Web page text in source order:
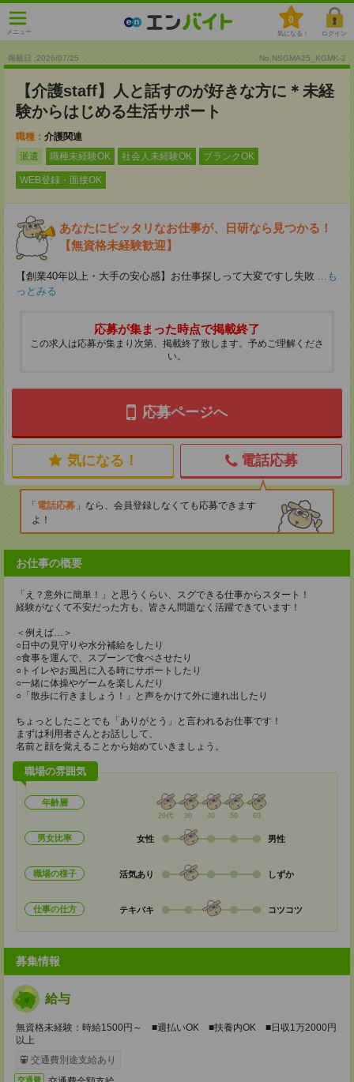
メニュー
0
気になる！ ログイン
掲載日 :2026/07/25 No.NSGMA25_KGMK-2
【介護staff】人と話すのが好きな方に＊未経
験からはじめる生活サポート
職種： 介護関連
派遣
職種未経験OK 社会人未経験OK ブランクOK
WEB登録・面接OK
あなたにピッタリなお仕事が、日研なら見つかる！
【無資格未経験歓迎】
【創業40年以上・大手の安心感】お仕事探しって大変ですし失敗 ...も
っとみる
応募が集まった時点で掲載終了
この求人は応募が集まり次第、掲載終了致します。予めご理解くださ
い。
応募ページへ
気になる！ 電話応募
電話応募
なら、会員登録しなくても応募できます
よ！
お仕事の概要
「え？意外に簡単！」と思うくらい、スグできる仕事からスタート！
経験がなくて不安だった方も、皆さん問題なく活躍できています！
＜例えば…＞
○日中の見守りや水分補給をしたり
○食事を運んで、スプーンで食べさせたり
○トイレやお風呂に入る時にサポートしたり
○一緒に体操やゲームを楽しんだり
○「散歩に行きましょう！」と声をかけて外に連れ出したり
ちょっとしたことでも「ありがとう」と言われるお仕事です！
まずは利用者さんとお話しして、
名前と顔を覚えることから始めていきましょう。
職場の雰囲気
年齢層
20代 30 40 50 60
男女比率 女性 男性
職場の様子 活気あり しずか
仕事の仕方 テキパキ コツコツ
募集情報
給与
無資格未経験：時給1500円～ ■週払いOK ■扶養内OK ■日収1万2000円
以上
交通費別途支給あり
交通費